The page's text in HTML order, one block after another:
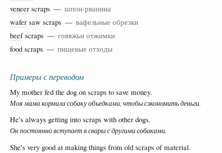
veneer scraps — шпон-рванина
wafer saw scraps — вафельные обрезки
beefscraps — говяжьи отжимки
food scraps — пищевые отходы
Примеры с переводом
My mother fed the dog on scraps to save money.
Моя мама кормила собаку объедками, чтобы сэкономить деньги.
He's always getting into scraps with other dogs.
Он постоянно вступает в свары с другими собаками.
She's very good at making things from old scraps of material.